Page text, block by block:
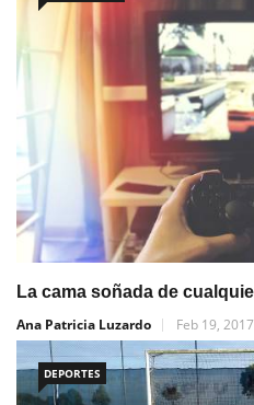
La cama soñada de
Ana Patricia Luzardo
Feb 19, 2017
DEPORTES